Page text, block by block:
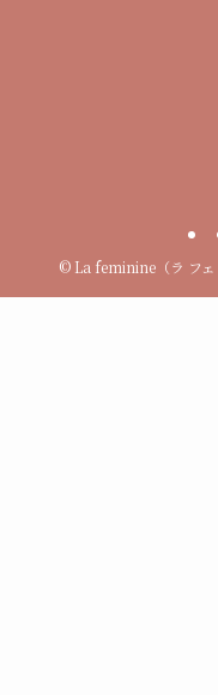
© La feminine（ラ フ